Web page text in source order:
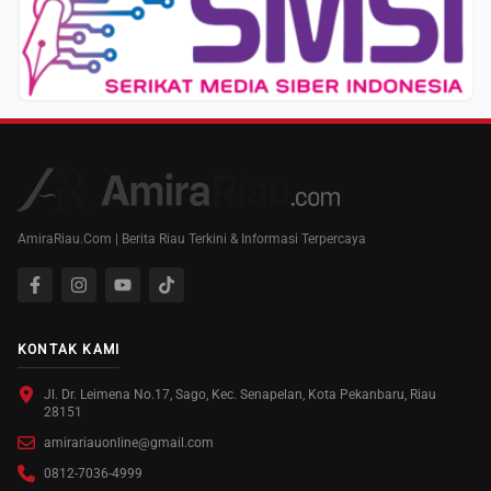
AmiraRiau.Com | Berita Riau Terkini & Informasi Terpercaya
KONTAK KAMI
Jl. Dr. Leimena No.17, Sago, Kec. Senapelan, Kota Pekanbaru, Riau
28151
amirariauonline@gmail.com
0812-7036-4999